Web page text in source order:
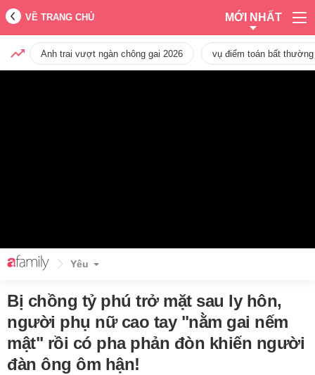
VỀ TRANG CHỦ MỚI NHẤT
Anh trai vượt ngàn chông gai 2026 vụ điểm toán bất
Yêu
Bị chồng tỷ phú trở mặt sau ly hôn,
người phụ nữ cao tay "nằm gai nếm
mật" rồi có pha phản đòn khiến người
đàn ông ôm hận!